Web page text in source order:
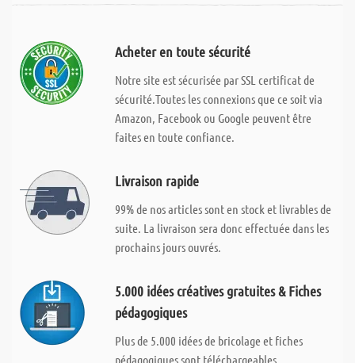
Acheter en toute sécurité
Notre site est sécurisée par SSL certificat de
sécurité.Toutes les connexions que ce soit via
Amazon, Facebook ou Google peuvent être
faites en toute confiance.
Livraison rapide
99% de nos articles sont en stock et livrables de
suite. La livraison sera donc effectuée dans les
prochains jours ouvrés.
5.000 idées créatives gratuites & Fiches
pédagogiques
Plus de 5.000 idées de bricolage et fiches
pédagogiques sont téléchargeables